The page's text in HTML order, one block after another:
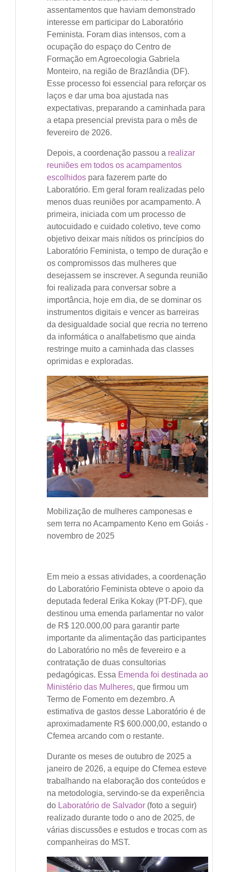
assentamentos que haviam demonstrado
interesse em participar do Laboratório
Feminista. Foram dias intensos, com a
ocupação do espaço do Centro de
Formação em Agroecologia Gabriela
Monteiro, na região de Brazlândia (DF).
Esse processo foi essencial para reforçar os
laços e dar uma boa ajustada nas
expectativas, preparando a caminhada para
a etapa presencial prevista para o mês de
fevereiro de 2026.
Depois, a coordenação passou a realizar
reuniões em todos os acampamentos
escolhidos para fazerem parte do
Laboratório. Em geral foram realizadas pelo
menos duas reuniões por acampamento. A
primeira, iniciada com um processo de
autocuidado e cuidado coletivo, teve como
objetivo deixar mais nítidos os princípios do
Laboratório Feminista, o tempo de duração e
os compromissos das mulheres que
desejassem se inscrever. A segunda reunião
foi realizada para conversar sobre a
importância, hoje em dia, de se dominar os
instrumentos digitais e vencer as barreiras
da desigualdade social que recria no terreno
da informática o analfabetismo que ainda
restringe muito a caminhada das classes
oprimidas e exploradas.
Mobilização de mulheres camponesas e
sem terra no Acampamento Keno em Goiás -
novembro de 2025
Em meio a essas atividades, a coordenação
do Laboratório Feminista obteve o apoio da
deputada federal Erika Kokay (PT-DF), que
destinou uma emenda parlamentar no valor
de R$ 120.000,00 para garantir parte
importante da alimentação das participantes
do Laboratório no mês de fevereiro e a
contratação de duas consultorias
pedagógicas. Essa Emenda foi destinada ao
Ministério das Mulheres, que firmou um
Termo de Fomento em dezembro. A
estimativa de gastos desse Laboratório é de
aproximadamente R$ 600.000,00, estando o
Cfemea arcando com o restante.
Durante os meses de outubro de 2025 a
janeiro de 2026, a equipe do Cfemea esteve
trabalhando na elaboração dos conteúdos e
na metodologia, servindo-se da experiência
do Laboratório de Salvador (foto a seguir)
realizado durante todo o ano de 2025, de
várias discussões e estudos e trocas com as
companheiras do MST.